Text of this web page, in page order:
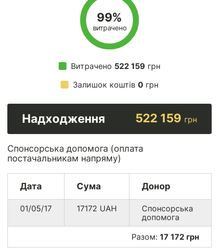
99%
витрачено
Витрачено 522 159 грн
Залишок коштів 0 грн
Надходження 522 159 грн
Спонсорська допомога (оплата
постачальникам напряму)
Дата Сума Донор
01/05/17 17172 UAH
Спонсорська
допомога
Разом: 17 172 грн